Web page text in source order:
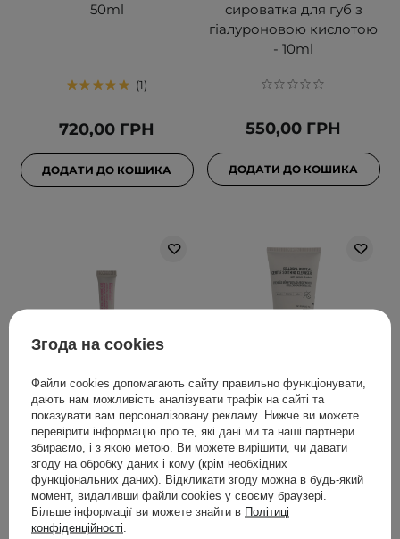
50ml
1
720,00 ГРН
ДОДАТИ ДО КОШИКА
сироватка для губ з
гіалуроновою кислотою
- 10ml
550,00 ГРН
ДОДАТИ ДО КОШИКА
Nerds. - Peptide +
Hyaluronic Acid
Plumping Lip Treatment
- 2% Matrixyl Synthe'6 +
1% Hyacolor - Пептидна
сироватка для губ з
гіалуроновою кислотою
Nerds. - Colloidal
Oatmeal Gentle Soothing
Cleanser -
Заспокійливий гель для
вмивання обличчя -
150ml
Згода на cookies
Файли cookies допомагають сайту правильно функціонувати,
дають нам можливість аналізувати трафік на сайті та
показувати вам персоналізовану рекламу. Нижче ви можете
перевірити інформацію про те, які дані ми та наші партнери
збираємо, і з якою метою. Ви можете вирішити, чи давати
згоду на обробку даних і кому (крім необхідних
функціональних даних). Відкликати згоду можна в будь-який
момент, видаливши файли cookies у своєму браузері.
Більше інформації ви можете знайти в Політиці
конфіденційності